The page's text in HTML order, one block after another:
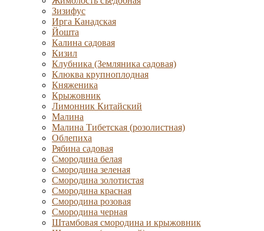
Зизифус
Ирга Канадская
Йошта
Калина садовая
Кизил
Клубника (Земляника садовая)
Клюква крупноплодная
Княженика
Крыжовник
Лимонник Китайский
Малина
Малина Тибетская (розолистная)
Облепиха
Рябина садовая
Смородина белая
Смородина зеленая
Смородина золотистая
Смородина красная
Смородина розовая
Смородина черная
Штамбовая смородина и крыжовник